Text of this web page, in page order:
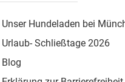
Unser Hundeladen bei
Urlaub- Schließtage 2026
Blog